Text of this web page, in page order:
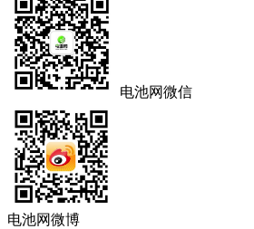
电池网微信
电池网微博